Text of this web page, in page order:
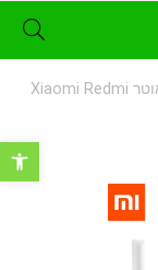
פתח
ראוטר Xiaomi Redmi